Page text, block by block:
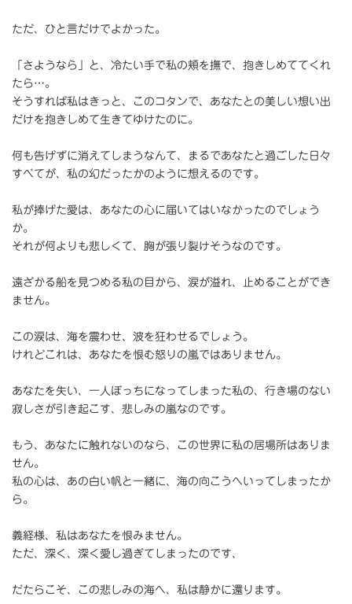
ただ、ひと言だけでよかった。
「さようなら」と、冷たい手で私の頬を撫で、抱きしめててくれ
たら…。
そうすれば私はきっと、このコタンで、あなたとの美しい想い出
だけを抱きしめて生きてゆけたのに。
何も告げずに消えてしまうなんて、まるであなたと過ごした日々
すべてが、私の幻だったかのように想えるのです。
私が捧げた愛は、あなたの心に届いてはいなかったのでしょう
か。
それが何よりも悲しくて、胸が張り裂けそうなのです。
遠ざかる船を見つめる私の目から、涙が溢れ、止めることができ
ません。
この涙は、海を震わせ、波を狂わせるでしょう。
けれどこれは、あなたを恨む怒りの嵐ではありません。
あなたを失い、一人ぼっちになってしまった私の、行き場のない
寂しさが引き起こす、悲しみの嵐なのです。
もう、あなたに触れないのなら、この世界に私の居場所はありま
せん。
私の心は、あの白い帆と一緒に、海の向こうへいってしまったか
ら。
義経様、私はあなたを恨みません。
ただ、深く、深く愛し過ぎてしまったのです、
だたらこそ、この悲しみの海へ、私は静かに還ります。